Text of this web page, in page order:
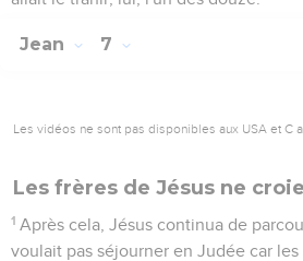
Jean 7
Les vidéos ne sont pas disponibles aux USA et C
Les frères de Jésus ne
1 Après cela, Jésus continua de
voulait pas séjourner en Judée car